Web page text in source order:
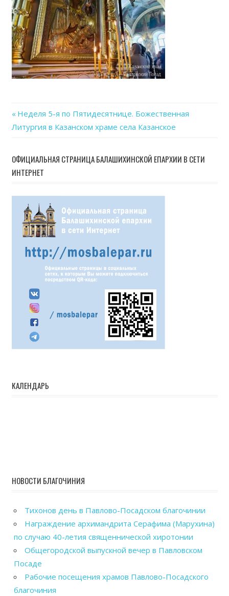
Навигация
записям
Previous
Post:
Неделя 5-я по Пятидесятнице. Божественная
Литургия в Казанском храме села Казанское
ОФИЦИАЛЬНАЯ СТРАНИЦА БАЛАШИХИНСКОЙ ЕПАРХИИ В СЕТИ
ИНТЕРНЕТ
КАЛЕНДАРЬ
НОВОСТИ БЛАГОЧИНИЯ
Тихонов день в Павлово-Посадском благочинии
Награждение архимандрита Серафима (Марухина)
по случаю 40-летия священнической хиротонии
Общегородской выпускной вечер в Павловском
Посаде
Рабочие посещения храмов Павлово-Посадского
благочиния